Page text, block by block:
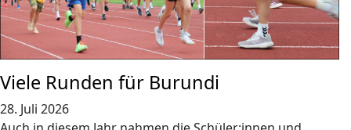
Viele Runden für Burundi
28. Juli 2026